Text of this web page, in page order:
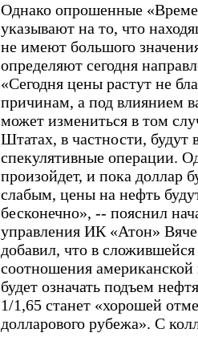
Однако опрошенные
указывают на то, что
не имеют большого
определяют сегодня
«Сегодня цены растут не
причинам, а под влиянием
может измениться в том
Штатах, в частности, будут
спекулятивные операции.
произойдет, и пока доллар
слабым, цены на нефть
бесконечно», -- пояснил
управления ИК «Атон»
добавил, что в
соотношения
будет означать подъем
1/1,65 станет «хорошей
долларового рубежа». С